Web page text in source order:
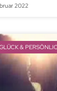
2022
&